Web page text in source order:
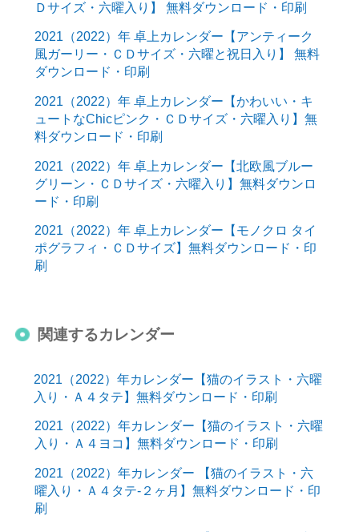
Ｄサイズ・六曜入り】 無料ダウンロード・印刷
2021（2022）年 卓上カレンダー【アンティーク
風ガーリー・ＣＤサイズ・六曜と祝日入り】 無料
ダウンロード・印刷
2021（2022）年 卓上カレンダー【かわいい・キ
ュートなChicピンク・ＣＤサイズ・六曜入り】無
料ダウンロード・印刷
2021（2022）年 卓上カレンダー【北欧風ブルー
グリーン・ＣＤサイズ・六曜入り】無料ダウンロ
ード・印刷
2021（2022）年 卓上カレンダー【モノクロ タイ
ポグラフィ・ＣＤサイズ】無料ダウンロード・印
刷
関連するカレンダー
2021（2022）年カレンダー【猫のイラスト・六曜
入り・Ａ４タテ】無料ダウンロード・印刷
2021（2022）年カレンダー【猫のイラスト・六曜
入り・Ａ４ヨコ】無料ダウンロード・印刷
2021（2022）年カレンダー 【猫のイラスト・六
曜入り・Ａ４タテ-２ヶ月】無料ダウンロード・印
刷